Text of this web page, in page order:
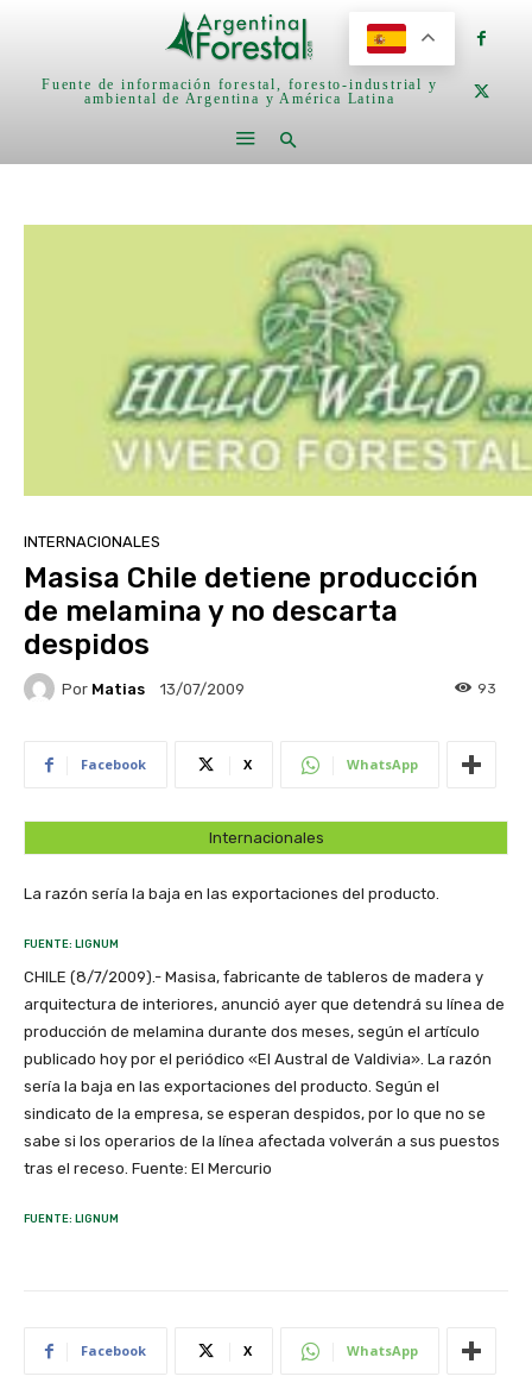
Fuente de información forestal, foresto-industrial y
ambiental de Argentina y América Latina
INTERNACIONALES
Masisa Chile detiene producción
de melamina y no descarta
despidos
Por Matias 13/07/2009 93
Facebook X WhatsApp
Internacionales
La razón sería la baja en las exportaciones del producto.
FUENTE: LIGNUM
CHILE (8/7/2009).- Masisa, fabricante de tableros de madera y
arquitectura de interiores, anunció ayer que detendrá su línea de
producción de melamina durante dos meses, según el artículo
publicado hoy por el periódico «El Austral de Valdivia». La razón
sería la baja en las exportaciones del producto. Según el
sindicato de la empresa, se esperan despidos, por lo que no se
sabe si los operarios de la línea afectada volverán a sus puestos
tras el receso. Fuente: El Mercurio
FUENTE: LIGNUM
Facebook X WhatsApp